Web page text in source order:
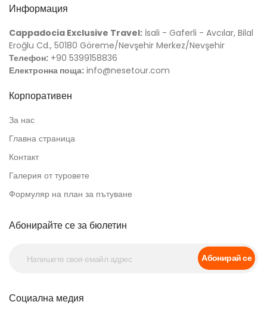
Информация
Cappadocia Exclusive Travel: İsali - Gaferli - Avcılar, Bilal
Eroğlu Cd., 50180 Göreme/Nevşehir Merkez/Nevşehir
Телефон: +90 5399158836
Електронна поща: info@nesetour.com
Корпоративен
За нас
Главна страница
Контакт
Галерия от туровете
Формуляр на план за пътуване
Абонирайте се за бюлетин
Абонирай се
Социална медия